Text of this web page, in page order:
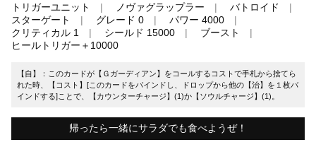
トリガーユニット ノヴァグラップラー
バトロイド
スターゲート
グレード 0
パワー 4000
クリティカル 1
シールド 15000
ブースト
ヒールトリガー＋10000
【自】：このカードが【Ｇガーディアン】をコールするコストで手札から捨てら
れた時、【コスト】[このカードをバインドし、ドロップから他の【治】を１枚バ
インドする]ことで、【カウンターチャージ】(1)か【ソウルチャージ】(1)。
帰ったら一緒にサラダでも食べようぜ！